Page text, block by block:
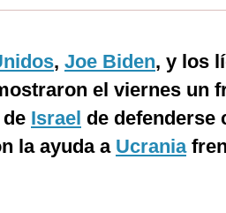
, Joe Biden, y los
el viernes un
Israel de defenderse
la ayuda a Ucrania